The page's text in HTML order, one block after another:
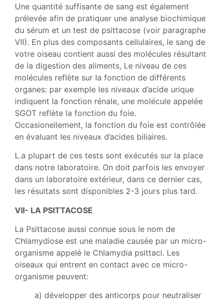
Une quantité suffisante de sang est également
prélevée afin de pratiquer une analyse biochimique
du sérum et un test de psittacose (voir paragraphe
VII). En plus des composants cellulaires, le sang de
votre oiseau contient aussi des molécules résultant
de la digestion des aliments, Le niveau de ces
molécules reflète sur la fonction de différents
organes: par exemple les niveaux d’acide urique
indiquent la fonction rénale, une molécule appelée
SGOT reflète la fonction du foie.
Occasionellement, la fonction du foie est contrôlée
en évaluant les niveaux d’acides biliaires.
L.a plupart de ces tests sont exécutés sur la place
dans notre laboratoire. On doit parfois les envoyer
dans un laboratoire extérieur, dans ce dernier cas,
les résultats sont disponibles 2-3 jours plus tard.
VII- LA PSlTTACOSE
La Psittacose aussi connue sous le nom de
Chlamydiose est une maladie causée par un micro-
organisme appelé le Chlamydia psittaci. Les
oiseaux qui entrent en contact avec ce micro-
organisme peuvent:
a) développer des anticorps pour neutraliser